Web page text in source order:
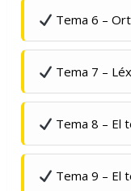
Tema 6 –
Tema 7 –
Tema 8 – El
Tema 9 – El